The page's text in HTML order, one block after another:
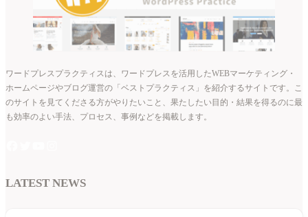
ワードプレスプラクティスは、ワードプレスを活用したWEBマーケティング・
ホームページやブログ運営の「ベストプラクティス」を紹介するサイトです。こ
のサイトを見てくださる方がやりたいこと、果たしたい目的・結果を得るのに最
も効率のよい手法、プロセス、事例などを掲載します。
LATEST NEWS